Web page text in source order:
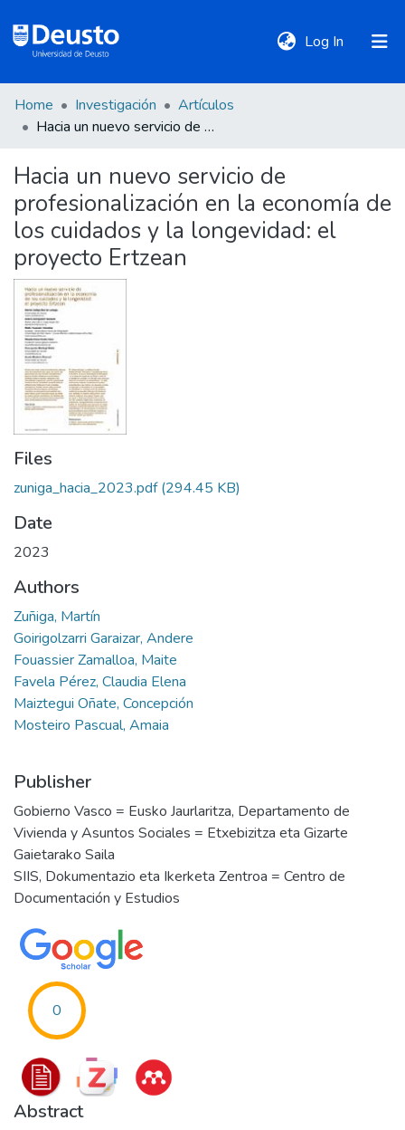
Log In (current)
DeustoTeka
Communities
&
Collections
All of DSpace
Statistics
Policies
Home Investigación
Artículos
Hacia un nuevo servicio de profesionalización en la economía de los cuidados y la longevidad: el proyecto Ertzean
Hacia un nuevo servicio de
profesionalización en la economía de
los cuidados y la longevidad: el
proyecto Ertzean
Files
zuniga_hacia_2023.pdf(294.45 KB)
Date
2023
Authors
Zuñiga, Martín
Goirigolzarri Garaizar, Andere
Fouassier Zamalloa, Maite
Favela Pérez, Claudia Elena
Maiztegui Oñate, Concepción
Mosteiro Pascual, Amaia
Publisher
Gobierno Vasco = Eusko Jaurlaritza, Departamento de
Vivienda y Asuntos Sociales = Etxebizitza eta Gizarte
Gaietarako Saila
SIIS, Dokumentazio eta Ikerketa Zentroa = Centro de
Documentación y Estudios
0
Abstract